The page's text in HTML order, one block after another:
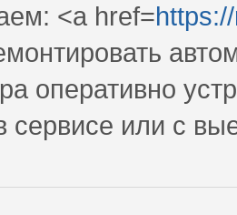
<a href=
оперативно
сервисе или с